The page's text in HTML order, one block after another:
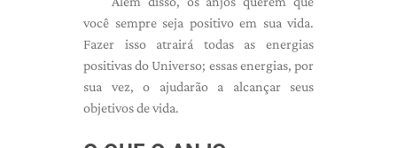
você sempre seja positivo em sua vida.
Fazer isso atrairá todas as energias
positivas do Universo; essas energias, por
sua vez, o ajudarão a alcançar seus
objetivos de vida.